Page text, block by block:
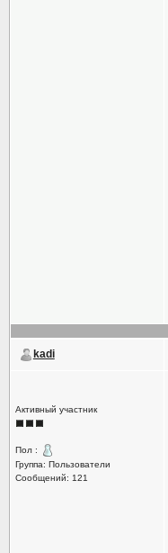
kadi
Активный участник
Пол :
Группа: Пользователи
Сообщений: 121